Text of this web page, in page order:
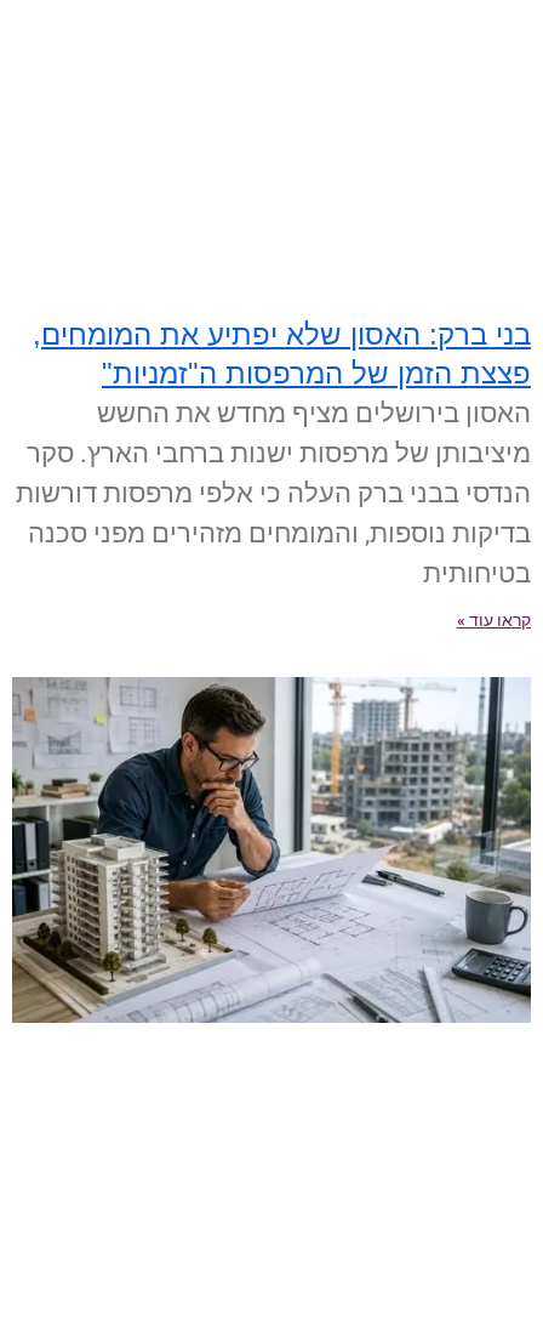
בני ברק: האסון שלא יפתיע את המומחים,
פצצת הזמן של המרפסות ה"זמניות"
האסון בירושלים מציף מחדש את החשש
מיציבותן של מרפסות ישנות ברחבי הארץ. סקר
הנדסי בבני ברק העלה כי אלפי מרפסות דורשות
בדיקות נוספות, והמומחים מזהירים מפני סכנה
בטיחותית
קראו עוד »